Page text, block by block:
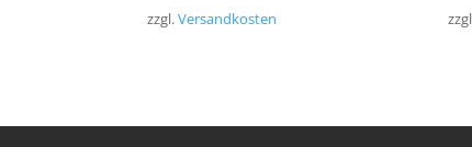
zzgl.Versandkosten